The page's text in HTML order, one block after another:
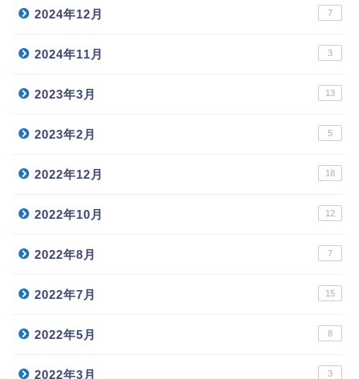
2024年12月 7
2024年11月 3
2023年3月 13
2023年2月 5
2022年12月 18
2022年10月 12
2022年8月 7
2022年7月 15
2022年5月 8
2022年3月 3